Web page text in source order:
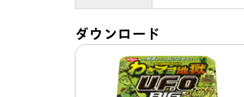
ダウンロード